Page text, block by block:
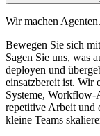
Wir machen
Bewegen Sie sich
Sagen Sie uns, was
deployen und
einsatzbereit ist.
Systeme,
repetitive Arbeit und
kleine Teams